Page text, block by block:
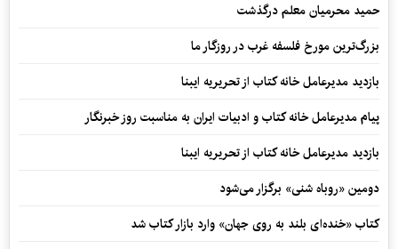
حمید محرمیان معلم درگذشت
بزرگ‌ترین مورخ فلسفه غرب در روزگار ما
بازدید مدیرعامل خانه کتاب از تحریریه ایبنا
پیام مدیرعامل خانه کتاب و ادبیات ایران به مناسبت روز خبرنگار
بازدید مدیرعامل خانه کتاب از تحریریه ایبنا
دومین «روباه شنی» برگزار می‌شود
کتاب «خنده‌ای بلند به روی جهان» وارد بازار کتاب شد